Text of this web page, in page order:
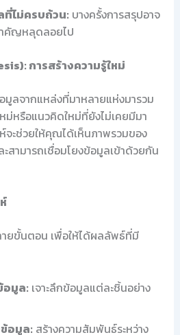
ที่ไม่ครบถ้วน: บางครั้งการสรุปอาจ
คัญหลุดลอยไป
การสร้างความรู้ใหม่
มูลจากแหล่งที่มาหลายแห่งมารวม
ม่หรือแนวคิดใหม่ที่ยังไม่เคยมีมา
จะช่วยให้คุณได้เห็นภาพรวมของ
ามารถเชื่อมโยงข้อมูลเข้าด้วยกัน
ายขั้นตอน เพื่อให้ได้ผลลัพธ์ที่มี
อมูล: เจาะลึกข้อมูลแต่ละชิ้นอย่าง
อมูล: สร้างความสัมพันธ์ระหว่าง